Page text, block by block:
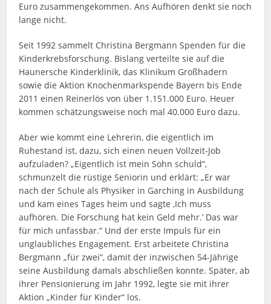
Euro zusammengekommen. Ans Aufhören denkt sie noch
lange nicht.
Seit 1992 sammelt Christina Bergmann Spenden für die
Kinderkrebsforschung. Bislang verteilte sie auf die
Haunersche Kinderklinik, das Klinikum Großhadern
sowie die Aktion Knochenmarkspende Bayern bis Ende
2011 einen Reinerlös von über 1.151.000 Euro. Heuer
kommen schätzungsweise noch mal 40.000 Euro dazu.
Aber wie kommt eine Lehrerin, die eigentlich im
Ruhestand ist, dazu, sich einen neuen Vollzeit-Job
aufzuladen? „Eigentlich ist mein Sohn schuld“,
schmunzelt die rüstige Seniorin und erklärt: „Er war
nach der Schule als Physiker in Garching in Ausbildung
und kam eines Tages heim und sagte ‚Ich muss
aufhören. Die Forschung hat kein Geld mehr.’ Das war
für mich unfassbar.“ Und der erste Impuls für ein
unglaubliches Engagement. Erst arbeitete Christina
Bergmann „für zwei“, damit der inzwischen 54-Jährige
seine Ausbildung damals abschließen konnte. Später, ab
ihrer Pensionierung im Jahr 1992, legte sie mit ihrer
Aktion „Kinder für Kinder“ los.